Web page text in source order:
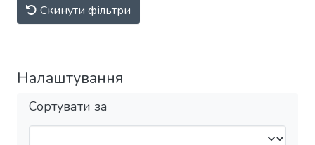
Скинути фільтри
Налаштування
Сортувати за